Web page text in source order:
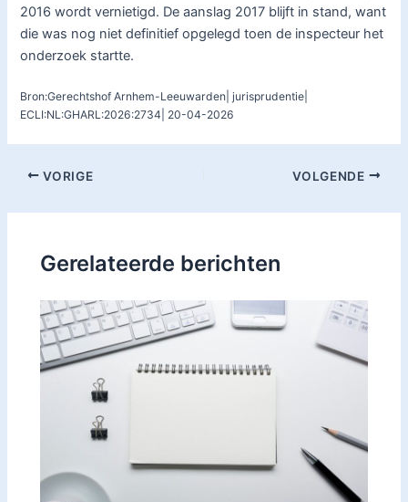
2016 wordt vernietigd. De aanslag 2017 blijft in stand, want
die was nog niet definitief opgelegd toen de inspecteur het
onderzoek startte.
Bron:Gerechtshof Arnhem-Leeuwarden| jurisprudentie|
ECLI:NL:GHARL:2026:2734| 20-04-2026
VORIGE VOLGENDE
Gerelateerde berichten